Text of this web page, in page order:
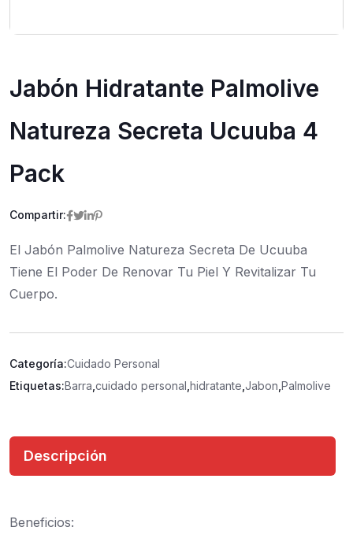
Jabón Hidratante Palmolive
Natureza Secreta Ucuuba 4
Pack
Compartir:
El Jabón Palmolive Natureza Secreta De Ucuuba
Tiene El Poder De Renovar Tu Piel Y Revitalizar Tu
Cuerpo.
Categoría:Cuidado Personal
Etiquetas:Barra cuidado personal hidratante Jabon Palmolive
Descripción
Beneficios: